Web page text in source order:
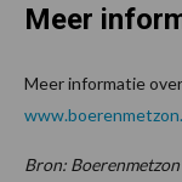
Meer
Meer informatie
Bron: Boerenmetzon